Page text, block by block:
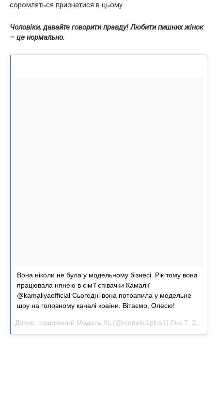
соромляться признатися в цьому.
Чоловіки, давайте говорити правду! Любити пишних жінок
– це нормально.
Вона ніколи не була у модельному бізнесі. Рік тому вона
працювала нянею в сім’ї співачки Камалії
@kamaliyaofficial Сьогодні вона потрапила у модельне
шоу на головному каналі країни. Вітаємо, Олесю!
Допис, поширений Модель XL (@modelxl1plus1) Лис 7, 2017 о 1:34 PST